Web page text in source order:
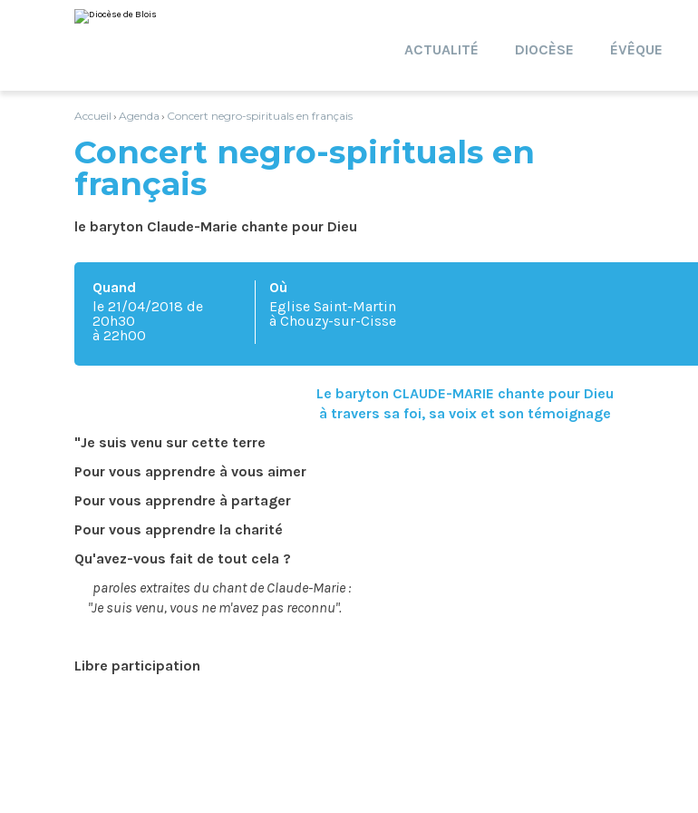
au
contenu.
personnels
ACTUALITÉ DIOCÈSE ÉVÊQUE
Accueil › Agenda › Concert negro-spirituals en français
Concert negro-spirituals en
français
le baryton Claude-Marie chante pour Dieu
Quand
le 21/04/2018 de
20h30
à 22h00
Où
Eglise Saint-Martin
à Chouzy-sur-Cisse
Le baryton CLAUDE-MARIE chante pour Dieu
à travers sa foi, sa voix et son témoignage
"Je suis venu sur cette terre
Pour vous apprendre à vous aimer
Pour vous apprendre à partager
Pour vous apprendre la charité
Qu'avez-vous fait de tout cela ?
paroles extraites du chant de Claude-Marie :
"Je suis venu, vous ne m'avez pas reconnu".
Libre participation